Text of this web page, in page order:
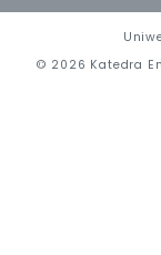
© 2026 Katedra